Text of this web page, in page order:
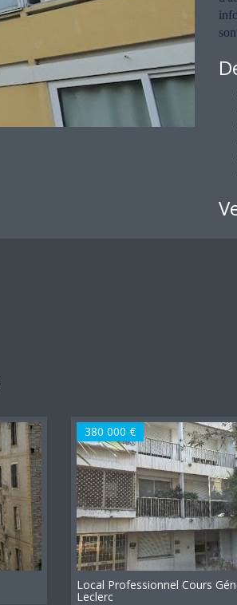
380 000 €
Local Professionnel Cours
Leclerc